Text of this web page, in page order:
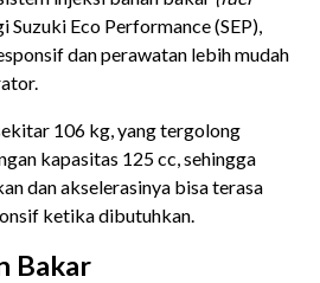
Eco Performance (SEP),
dan perawatan lebih mudah
106 kg, yang tergolong
kapasitas 125 cc, sehingga
dan akselerasinya bisa terasa
ketika dibutuhkan.
Bakar